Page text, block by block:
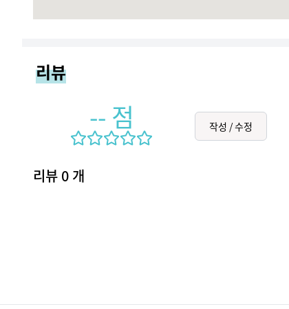
리뷰
-- 점 작성 / 수정
리뷰 0 개